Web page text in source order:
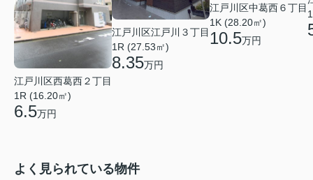
江戸川区西葛西２丁目
1R (16.20㎡)
6.5万円
江戸川区江戸川３丁目
1R (27.53㎡)
8.35万円
江戸川区中葛西６丁目
1K (28.20㎡)
10.5万円
よく見られている物件